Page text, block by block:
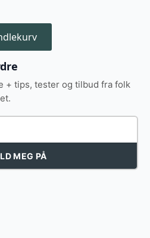
+ tips, tester og tilbud fra folk
MEG PÅ